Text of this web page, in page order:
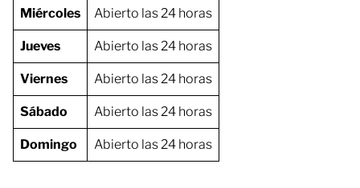
Miércoles Abierto las 24 horas
Jueves Abierto las 24 horas
Viernes Abierto las 24 horas
Sábado Abierto las 24 horas
Domingo Abierto las 24 horas